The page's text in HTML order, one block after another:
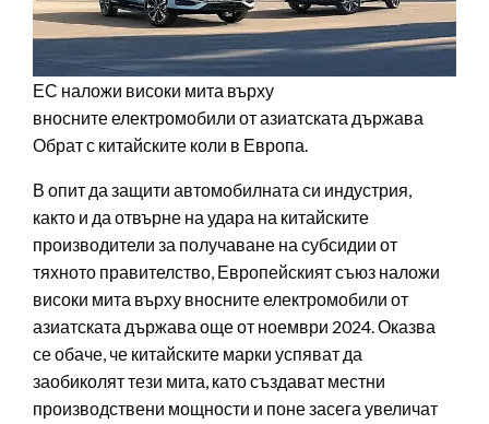
ЕС наложи високи мита върху
вносните електромобили от азиатската държава
Обрат с китайските коли в Европа.
В опит да защити автомобилната си индустрия,
както и да отвърне на удара на китайските
производители за получаване на субсидии от
тяхното правителство, Европейският съюз наложи
високи мита върху вносните електромобили от
азиатската държава още от ноември 2024. Оказва
се обаче, че китайските марки успяват да
заобиколят тези мита, като създават местни
производствени мощности и поне засега увеличат